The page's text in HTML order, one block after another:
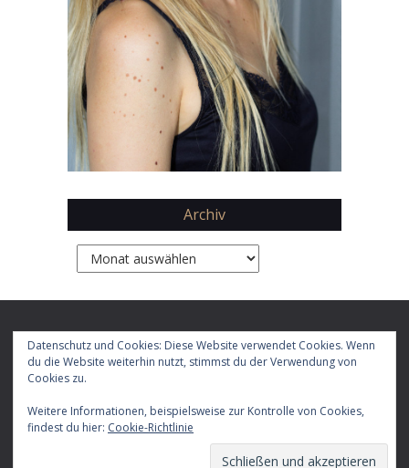
Archiv
Archiv
Copyright 2026 byDaphne Chaimovitz
Impressum
E- Facebook
X Instagram
LinkedInYouTube
RSS-
Datenschutz und Cookies: Diese Website verwendet Cookies. Wenn
du die Website weiterhin nutzt, stimmst du der Verwendung von
Cookies zu.
Weitere Informationen, beispielsweise zur Kontrolle von Cookies,
findest du hier: Cookie-Richtlinie